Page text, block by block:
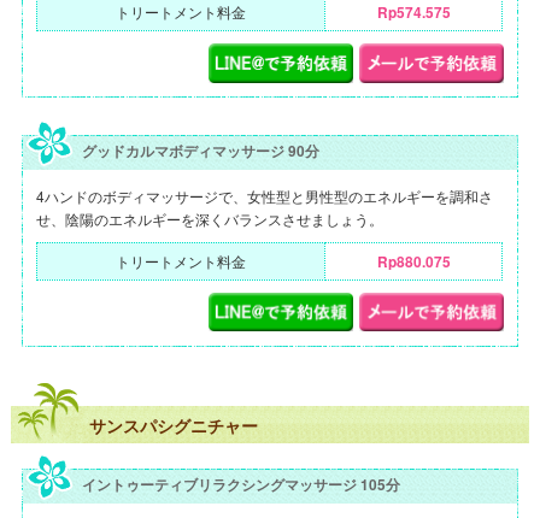
トリートメント料金 Rp574.575
グッドカルマボディマッサージ 90分
4ハンドのボディマッサージで、女性型と男性型のエネルギーを調和さ
せ、陰陽のエネルギーを深くバランスさせましょう。
トリートメント料金 Rp880.075
サンスパシグニチャー
イントゥーティブリラクシングマッサージ 105分